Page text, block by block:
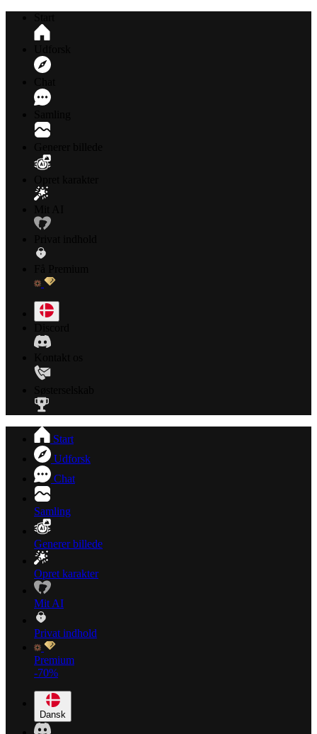
Start
Udforsk
Chat
Samling
Generer billede
Opret karakter
Mit AI
Privat indhold
Premium
-70%
Dansk